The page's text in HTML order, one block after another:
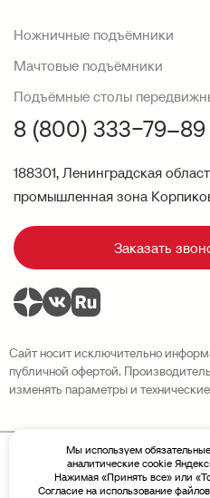
Ножничные подъёмники
Мачтовые подъёмники
Подъёмные столы
8 (800) 333−79–89
188301, Ленинградская
промышленная зона
Заказать
Сайт носит исключительно
публичной офертой.
изменять параметры и
Политика конфиденциальности
Разработка сайта Sivachёv &
Мы используем
аналитические cookie
Нажимая «Принять все» или
Согласие на использование